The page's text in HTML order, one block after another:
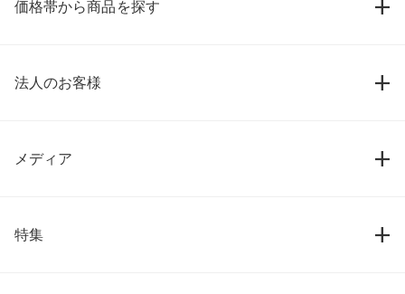
価格帯から商品を探す
法人のお客様
メディア
特集